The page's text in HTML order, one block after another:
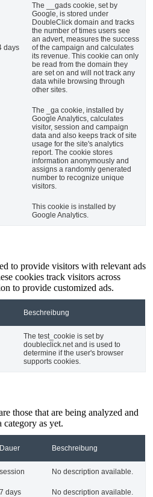
days
The __gads cookie, set by
Google, is stored under
DoubleClick domain and tracks
the number of times users see
an advert, measures the success
of the campaign and calculates
its revenue. This cookie can only
be read from the domain they
are set on and will not track any
data while browsing through
other sites.
The _ga cookie, installed by
Google Analytics, calculates
visitor, session and campaign
data and also keeps track of site
usage for the site's analytics
report. The cookie stores
information anonymously and
assigns a randomly generated
number to recognize unique
visitors.
This cookie is installed by
Google Analytics.
to provide visitors with relevant ads
cookies track visitors across
to provide customized ads.
Beschreibung
The test_cookie is set by
doubleclick.net and is used to
determine if the user's browser
supports cookies.
those that are being analyzed and
category as yet.
Dauer Beschreibung
session No description available.
7 days No description available.